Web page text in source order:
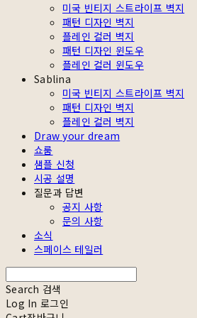
미국 빈티지 스트라이프 벽지
패턴 디자인 벽지
플레인 컬러 벽지
패턴 디자인 윈도우
플레인 컬러 윈도우
Sablina
미국 빈티지 스트라이프 벽지
패턴 디자인 벽지
플레인 컬러 벽지
Draw your dream
쇼룸
샘플 신청
시공 설명
질문과 답변
공지 사항
문의 사항
소식
스페이스 테일러
Search 검색
Log In 로그인